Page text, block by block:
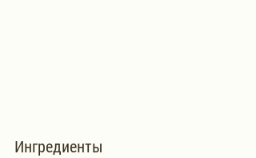
Ингредиенты